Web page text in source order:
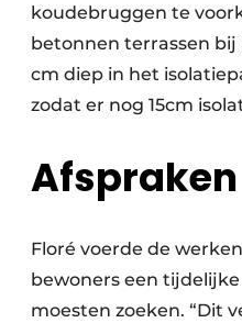
koudebruggen te
betonnen terrassen
cm diep in het
zodat er nog 15cm
Afspraken
Floré voerde de
bewoners een
moesten zoeken. “Dit